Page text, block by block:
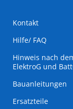
Kontakt
Hilfe/ FAQ
Hinweis nach
ElektroG und
Bauanleitungen
Ersatzteile